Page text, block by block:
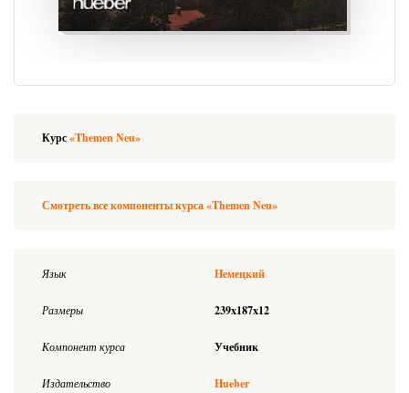
Курс«Themen Neu»
Смотреть все компоненты курса «Themen Neu»
Язык Немецкий
Размеры 239x187x12
Компонент курса Учебник
Издательство Hueber